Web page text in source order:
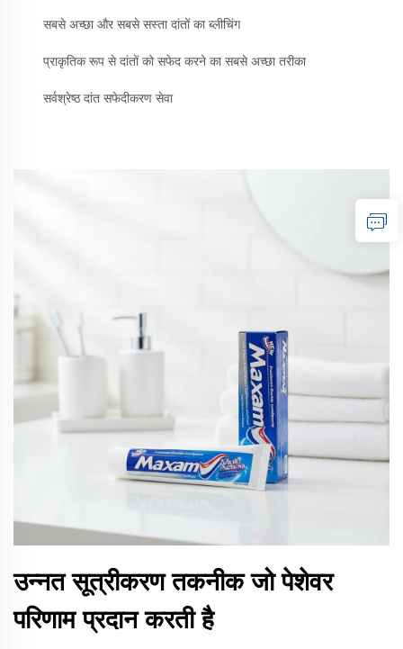
सबसे अच्छा और सबसे सस्ता दांतों का ब्लीचिंग
प्राकृतिक रूप से दांतों को सफेद करने का सबसे अच्छा तरीका
सर्वश्रेष्ठ दांत सफेदीकरण सेवा
उन्नत सूत्रीकरण तकनीक जो पेशेवर
परिणाम प्रदान करती है